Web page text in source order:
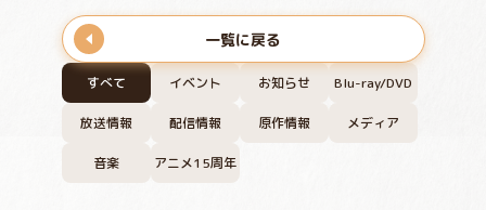
すべて イベント お知らせ Blu-ray/DVD
放送情報 配信情報 原作情報 メディア
音楽 アニメ15周年
一覧に戻る